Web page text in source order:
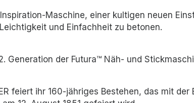
Maschine, einer kultigen neuen
und Einfachheit zu betonen.
Generation der Futura™ Näh- und
feiert ihr 160-jähriges Bestehen, das mit